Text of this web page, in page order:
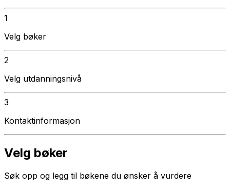
1
Velg bøker
2
Velg utdanningsnivå
3
Kontaktinformasjon
Velg bøker
Søk opp og legg til bøkene du ønsker å vurdere